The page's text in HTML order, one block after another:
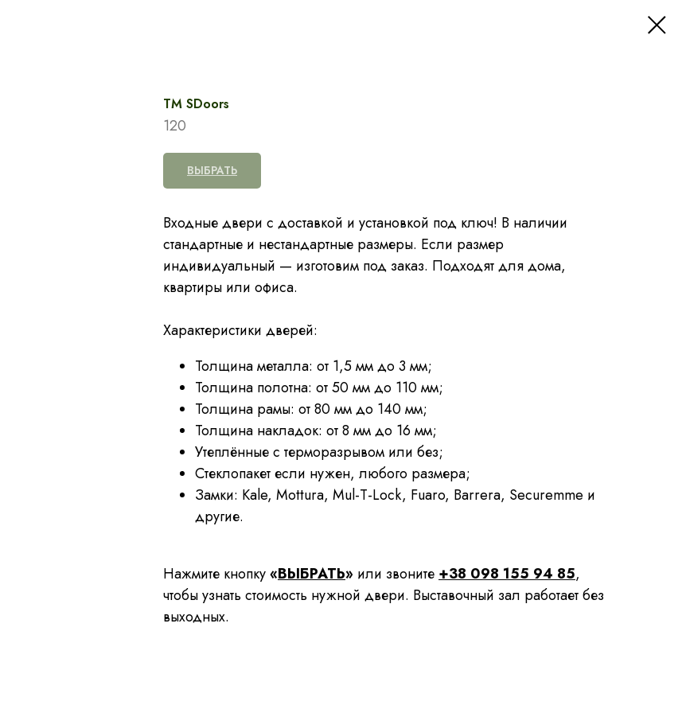
TM SDoors
120
ВЫБРАТЬ
Входные двери с доставкой и установкой под ключ! В наличии
стандартные и нестандартные размеры. Если размер
индивидуальный — изготовим под заказ. Подходят для дома,
квартиры или офиса.
Характеристики дверей:
Толщина металла: от 1,5 мм до 3 мм;
Толщина полотна: от 50 мм до 110 мм;
Толщина рамы: от 80 мм до 140 мм;
Толщина накладок: от 8 мм до 16 мм;
Утеплённые с терморазрывом или без;
Стеклопакет если нужен, любого размера;
Замки: Kale, Mottura, Mul-T-Lock, Fuaro, Barrera, Securemme и
другие.
Нажмите кнопку«ВЫБРАТЬ» или звоните +38 098 155 94 85,
чтобы узнать стоимость нужной двери. Выставочный зал работает без
выходных.